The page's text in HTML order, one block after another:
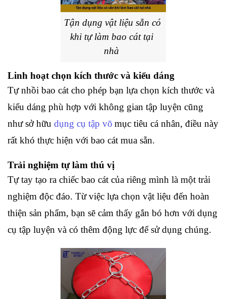
Tận dụng vật liệu sẵn có
khi tự làm bao cát tại
nhà
Linh hoạt chọn kích thước và kiểu dáng
Tự nhồi bao cát cho phép bạn lựa chọn kích thước và
kiểu dáng phù hợp với không gian tập luyện cũng
như sở hữu dụng cụ tập võ mục tiêu cá nhân, điều này
rất khó thực hiện với bao cát mua sẵn.
Trải nghiệm tự làm thú vị
Tự tay tạo ra chiếc bao cát của riêng mình là một trải
nghiệm độc đáo. Từ việc lựa chọn vật liệu đến hoàn
thiện sản phẩm, bạn sẽ cảm thấy gắn bó hơn với dụng
cụ tập luyện và có thêm động lực để sử dụng chúng.